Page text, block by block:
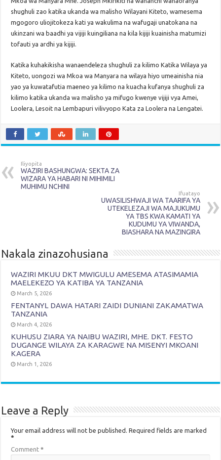
shughuli zao katika ukanda wa malisho Wilayani Kiteto, wamesema
mgogoro uliojitokeza kati ya wakulima na wafugaji unatokana na
ukinzani wa baadhi ya vijiji kuingiliana na kila kijiji kuainisha matumizi
tofauti ya ardhi ya kijiji.
Katika kuhakikisha wanaendeleza shughuli za kilimo Katika Wilaya ya
Kiteto, uongozi wa Mkoa wa Manyara na wilaya hiyo umeainisha nia
yao ya kuwatafutia maeneo ya kilimo na kuacha kufanya shughuli za
kilimo katika ukanda wa malisho ya mifugo kwenye vijiji vya Amei,
Loolera, Lesoit na Lembapuri vilivyopo Kata za Loolera na Lengatei.
Iliyopita
WAZIRI BASHUNGWA: SEKTA ZA
WIZARA YA HABARI NI MIHIMILI
MUHIMU NCHINI
Ifuatayo
UWASILISHWAJI WA TAARIFA YA
UTEKELEZAJI WA MAJUKUMU
YA TBS KWA KAMATI YA
KUDUMU YA VIWANDA,
BIASHARA NA MAZINGIRA
Nakala zinazohusiana
WAZIRI MKUU DKT MWIGULU AMESEMA ATASIMAMIA
MAELEKEZO YA KATIBA YA TANZANIA
March 5, 2026
FENTANYL DAWA HATARI ZAIDI DUNIANI ZAKAMATWA
TANZANIA
March 4, 2026
KUHUSU ZIARA YA NAIBU WAZIRI, MHE. DKT. FESTO
DUGANGE WILAYA ZA KARAGWE NA MISENYI MKOANI
KAGERA
March 1, 2026
Leave a Reply
Your email address will not be published. Required fields are marked
*
Comment*